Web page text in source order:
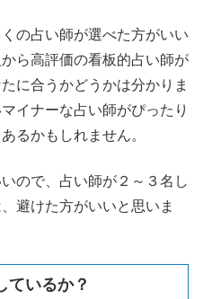
の占い師が選べた方がいい
ら高評価の看板的占い師が
に合うかどうかは分かりま
イナーな占い師がぴったり
るかもしれません。
ので、占い師が２～３名し
避けた方がいいと思いま
ているか？